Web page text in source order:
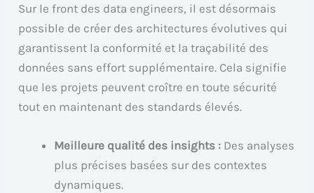
Sur le front des data engineers, il est désormais
possible de créer des architectures évolutives qui
garantissent la conformité et la traçabilité des
données sans effort supplémentaire. Cela signifie
que les projets peuvent croître en toute sécurité
tout en maintenant des standards élevés.
Meilleure qualité des insights : Des analyses
plus précises basées sur des contextes
dynamiques.